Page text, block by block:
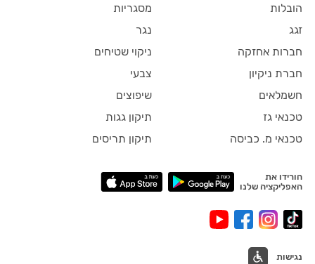
הובלות
זגג
חברות אחזקה
חברת ניקיון
חשמלאים
טכנאי גז
טכנאי מ. כביסה
מסגריות
נגר
ניקוי שטיחים
צבעי
שיפוצים
תיקון גגות
תיקון תריסים
הורידו את
האפליקציה שלנו
נגישות